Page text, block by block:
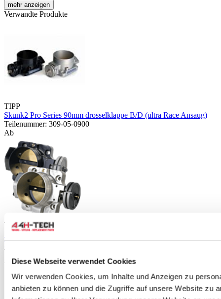
Diese Webseite verwendet Cookies
Wir verwenden Cookies, um Inhalte und Anzeigen zu
anbieten zu können und die Zugriffe auf unsere Website zu
mehr anzeigen
Verwandte Produkte
TIPP
Skunk2 Pro Series 90mm drosselklappe B/D (ultra Race Ansaug)
Teilenummer: 309-05-0900
Ab
TIPP
Skunk2 Pro Series 70mm drosselklappe (Honda B/D/H/F-serie
motor)
Teilenummer: 309-05-0050
Ab
Name*